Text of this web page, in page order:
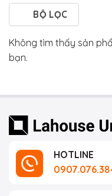
BỘ LỌC
Không tìm thấy sản
bạn.
HOTLINE